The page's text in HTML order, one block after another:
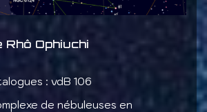
Rhô Ophiuchi
: vdB 106
de nébuleuses en